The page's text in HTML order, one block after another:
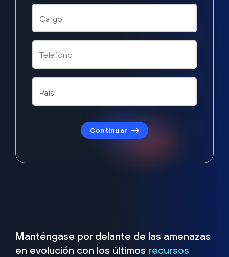
Continuar
Manténgase por delante de las amenazas
en evolución con los últimos recursos